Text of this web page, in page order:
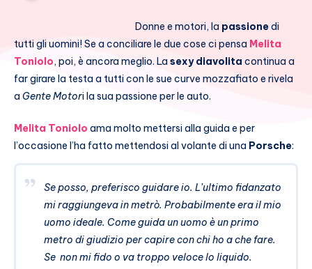
Donne e motori, la passionedi
tutti gli uomini! Se a conciliare le due cose ci pensa Melita
Toniolo, poi, è ancora meglio. La sexy diavolita continua a
far girare la testa a tutti con le sue curve mozzafiato e rivela
a Gente Motori la sua passione per le auto.
Melita Toniolo ama molto mettersi alla guida e per
l’occasione l’ha fatto mettendosi al volante di una Porsche:
Se posso, preferisco guidare io. L’ultimo fidanzato
mi raggiungeva in metrò. Probabilmente era il mio
uomo ideale. Come guida un uomo è un primo
metro di giudizio per capire con chi ho a che fare.
Se non mi fido o va troppo veloce lo liquido.